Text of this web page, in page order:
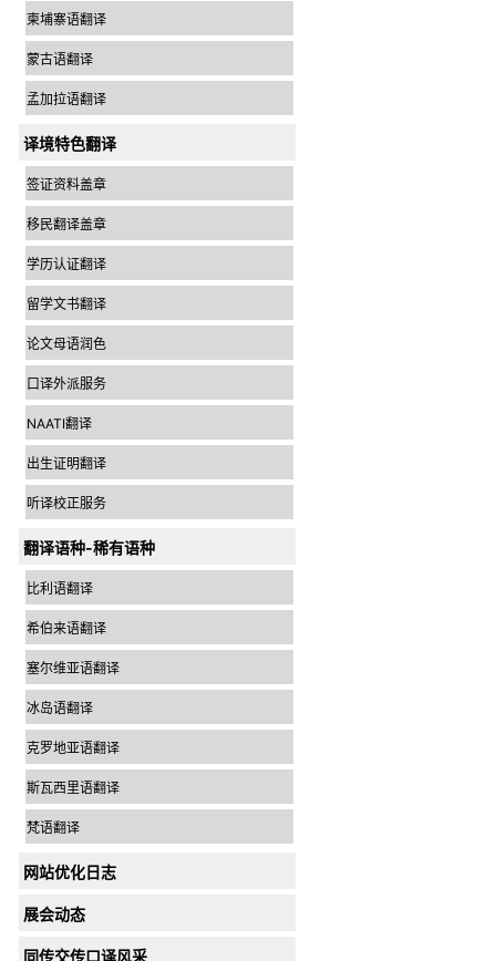
柬埔寨语翻译
蒙古语翻译
孟加拉语翻译
译境特色翻译
签证资料盖章
移民翻译盖章
学历认证翻译
留学文书翻译
论文母语润色
口译外派服务
NAATI翻译
出生证明翻译
听译校正服务
翻译语种-稀有语种
比利语翻译
希伯来语翻译
塞尔维亚语翻译
冰岛语翻译
克罗地亚语翻译
斯瓦西里语翻译
梵语翻译
网站优化日志
展会动态
同传交传口译风采